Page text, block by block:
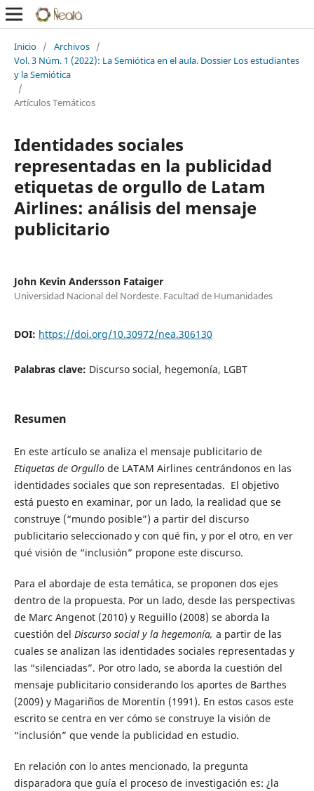
Inicio / Archivos /
Vol. 3 Núm. 1 (2022): La Semiótica en el aula. Dossier Los estudiantes
y la Semiótica
/
Artículos Temáticos
Identidades sociales
representadas en la publicidad
etiquetas de orgullo de Latam
Airlines: análisis del mensaje
publicitario
John Kevin Andersson Fataiger
Universidad Nacional del Nordeste. Facultad de Humanidades
DOI: https://doi.org/10.30972/nea.306130
Palabras clave: Discurso social, hegemonía, LGBT
Resumen
En este artículo se analiza el mensaje publicitario de
Etiquetas de Orgullode LATAM Airlines centrándonos en las
identidades sociales que son representadas. El objetivo
está puesto en examinar, por un lado, la realidad que se
construye (“mundo posible”) a partir del discurso
publicitario seleccionado y con qué fin, y por el otro, en ver
qué visión de “inclusión” propone este discurso.
Para el abordaje de esta temática, se proponen dos ejes
dentro de la propuesta. Por un lado, desde las perspectivas
de Marc Angenot (2010) y Reguillo (2008) se aborda la
cuestión del Discurso social y la hegemonía, a partir de las
cuales se analizan las identidades sociales representadas y
las “silenciadas”. Por otro lado, se aborda la cuestión del
mensaje publicitario considerando los aportes de Barthes
(2009) y Magariños de Morentín (1991). En estos casos este
escrito se centra en ver cómo se construye la visión de
“inclusión” que vende la publicidad en estudio.
En relación con lo antes mencionado, la pregunta
disparadora que guía el proceso de investigación es: ¿la